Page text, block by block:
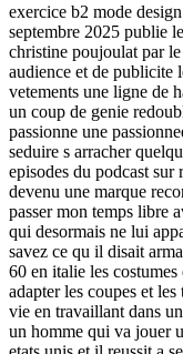
exercice b2 mode
septembre 2025 publie
christine poujoulat par
audience et de publicite
vetements une ligne de
un coup de genie
passionne une
seduire s arracher
episodes du podcast
devenu une marque
passer mon temps libre
qui desormais ne lui
savez ce qu il disait
60 en italie les
adapter les coupes et
vie en travaillant dans
un homme qui va jouer